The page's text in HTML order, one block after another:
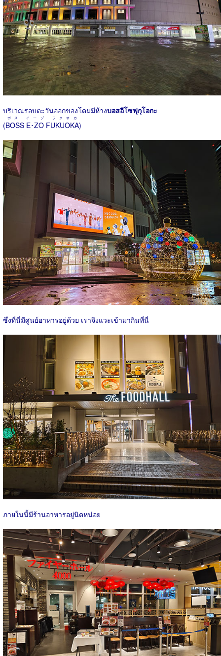
บริเวณรอบตะวันออกของโดมมีห้างบอสอีโซฟุกุโอกะ
(BOSS E･ZO FUKUOKA
ボス イーゾ フクオカ
)
ซึ่งที่นี่มีศูนย์อาหารอยู่ด้วย เราจึงแวะเข้ามากินที่นี่
ภายในนี้มีร้านอาหารอยู่นิดหน่อย